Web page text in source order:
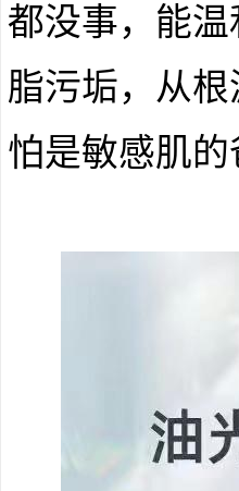
都没事，能
脂污垢，从
怕是敏感肌